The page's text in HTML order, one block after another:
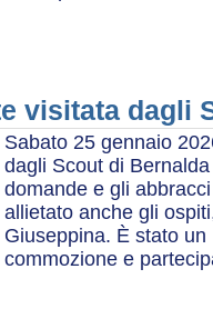
visitata dagli
Sabato 25 gennaio
dagli Scout di
domande e gli
allietato anche gli
Giuseppina. È stato
commozione e